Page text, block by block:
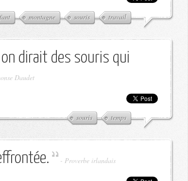
montagne souris travail
dirait des souris qui
Daudet
souris temps
- Proverbe irlandais